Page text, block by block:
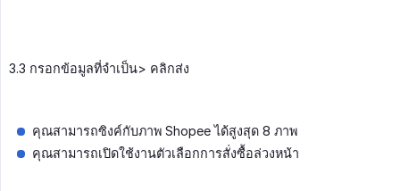
3.3 กรอกข้อมูลที่จำเป็น> คลิกส่ง
คุณสามารถซิงค์กับภาพ Shopee ได้สูงสุด 8 ภาพ
คุณสามารถเปิดใช้งานตัวเลือกการสั่งซื้อล่วงหน้า